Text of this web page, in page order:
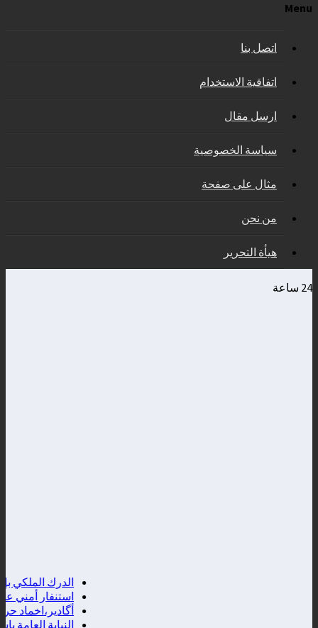
Menu
اتصل بنا
اتفاقية الاستخدام
ارسل مقال
سياسة الخصوصية
مثال على صفحة
من نحن
هيأة التحرير
24 ساعة
الدرك الملكي
استنفار أمني على
أگادير،اخماد
النيابة العامة